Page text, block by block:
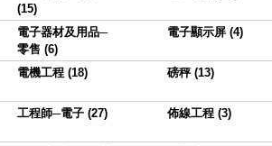
(15)
電子器材及用品─
零售 (6)
電子顯示屏 (4)
電機工程 (18) 磅秤 (13)
工程師─電子 (27) 佈線工程 (3)